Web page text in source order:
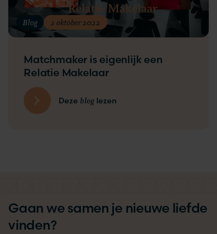
Blog 2 oktober 2022
Matchmaker is eigenlijk een
Relatie Makelaar
Deze blog lezen
Gaan we samen je nieuwe liefde
vinden?